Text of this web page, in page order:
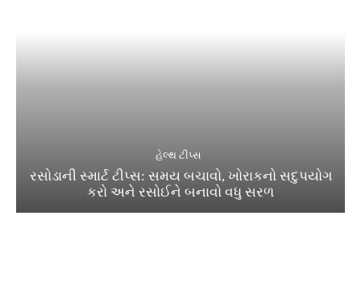
હેલ્થ ટીપ્સ
રસોડાની સ્માર્ટ ટીપ્સ: સમય બચાવો, ખોરાકનો સદુપયોગ
કરો અને રસોઈને બનાવો વધુ સરળ